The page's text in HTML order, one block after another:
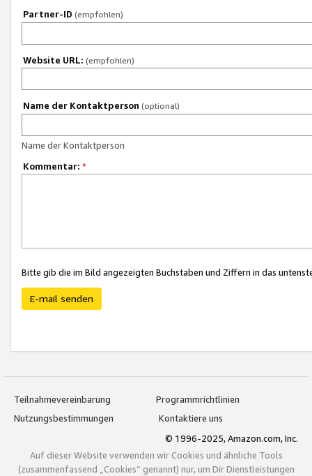
Partner-ID (empfohlen)
Website URL: (empfohlen)
Name der Kontaktperson (optional)
Name der Kontaktperson
Kommentar: *
Bitte gib die im Bild angezeigten Buchstaben und Ziffern in das
E-mail senden
Teilnahmevereinbarung
Programmrichtlinien
Nutzungsbestimmungen
Kontaktiere uns
© 1996-2025, Amazon.com, Inc.
Auf dieser Website verwenden wir Cookies und ähnliche Tools
(zusammenfassend „Cookies“ genannt) nur, um Dir Dienstleistungen